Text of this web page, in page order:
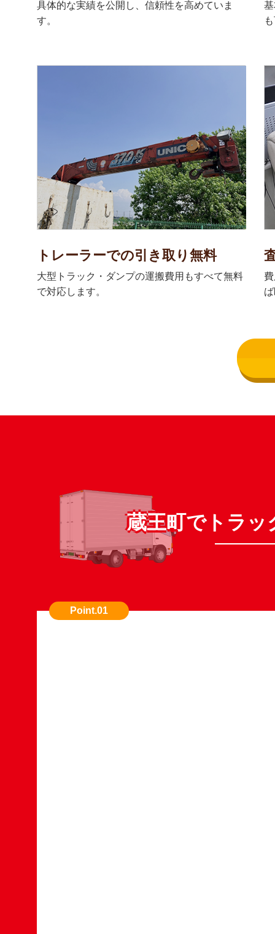
具体的な実績を公開し、信頼性を高めていま
す。
トレーラーでの引き取り無料
大型トラック・ダンプの運搬費用もすべて無料
で対応します。
蔵王町でトラッ